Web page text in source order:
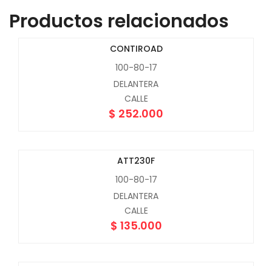
Productos relacionados
CONTIROAD
100-80-17
DELANTERA
CALLE
$ 252.000
ATT230F
100-80-17
DELANTERA
CALLE
$ 135.000